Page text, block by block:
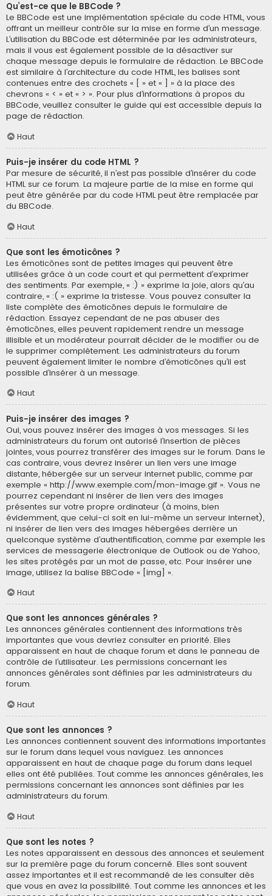
Qu’est-ce que le BBCode ?
Le BBCode est une implémentation spéciale du code HTML, vous
offrant un meilleur contrôle sur la mise en forme d’un message.
L’utilisation du BBCode est déterminée par les administrateurs,
mais il vous est également possible de la désactiver sur
chaque message depuis le formulaire de rédaction. Le BBCode
est similaire à l’architecture du code HTML, les balises sont
contenues entre des crochets « [ » et « ] » à la place des
chevrons « < » et « > ». Pour plus d’informations à propos du
BBCode, veuillez consulter le guide qui est accessible depuis la
page de rédaction.
Haut
Puis-je insérer du code HTML ?
Par mesure de sécurité, il n’est pas possible d’insérer du code
HTML sur ce forum. La majeure partie de la mise en forme qui
peut être générée par du code HTML peut être remplacée par
du BBCode.
Haut
Que sont les émoticônes ?
Les émoticônes sont de petites images qui peuvent être
utilisées grâce à un code court et qui permettent d’exprimer
des sentiments. Par exemple, « :) » exprime la joie, alors qu’au
contraire, « :( » exprime la tristesse. Vous pouvez consulter la
liste complète des émoticônes depuis le formulaire de
rédaction. Essayez cependant de ne pas abuser des
émoticônes, elles peuvent rapidement rendre un message
illisible et un modérateur pourrait décider de le modifier ou de
le supprimer complètement. Les administrateurs du forum
peuvent également limiter le nombre d’émoticônes qu’il est
possible d’insérer à un message.
Haut
Puis-je insérer des images ?
Oui, vous pouvez insérer des images à vos messages. Si les
administrateurs du forum ont autorisé l’insertion de pièces
jointes, vous pourrez transférer des images sur le forum. Dans le
cas contraire, vous devrez insérer un lien vers une image
distante, hébergée sur un serveur internet public, comme par
exemple « http://www.exemple.com/mon-image.gif ». Vous ne
pourrez cependant ni insérer de lien vers des images
présentes sur votre propre ordinateur (à moins, bien
évidemment, que celui-ci soit en lui-même un serveur internet),
ni insérer de lien vers des images hébergées derrière un
quelconque système d’authentification, comme par exemple les
services de messagerie électronique de Outlook ou de Yahoo,
les sites protégés par un mot de passe, etc. Pour insérer une
image, utilisez la balise BBCode « [img] ».
Haut
Que sont les annonces générales ?
Les annonces générales contiennent des informations très
importantes que vous devriez consulter en priorité. Elles
apparaissent en haut de chaque forum et dans le panneau de
contrôle de l’utilisateur. Les permissions concernant les
annonces générales sont définies par les administrateurs du
forum.
Haut
Que sont les annonces ?
Les annonces contiennent souvent des informations importantes
sur le forum dans lequel vous naviguez. Les annonces
apparaissent en haut de chaque page du forum dans lequel
elles ont été publiées. Tout comme les annonces générales, les
permissions concernant les annonces sont définies par les
administrateurs du forum.
Haut
Que sont les notes ?
Les notes apparaissent en dessous des annonces et seulement
sur la première page du forum concerné. Elles sont souvent
assez importantes et il est recommandé de les consulter dès
que vous en avez la possibilité. Tout comme les annonces et les